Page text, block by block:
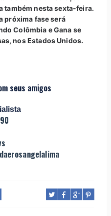
também nesta sexta-feira.
próxima fase será
Colômbia e Gana se
nos Estados Unidos.
seus amigos